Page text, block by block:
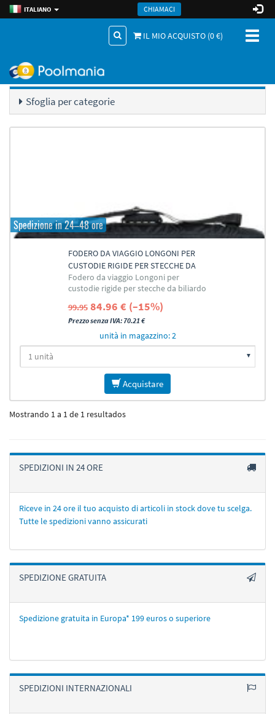
ITALIANO CHIAMACI
IL MIO ACQUISTO (0€)
Accessori Giocatore
Sfoglia per categorie
Spedizione in 24–48 ore
FODERO DA VIAGGIO LONGONI PER
CUSTODIE RIGIDE PER STECCHE DA
BILIARDO
Fodero da viaggio Longoni per
custodie rigide per stecche da biliardo
99.95 84.96 € (–15%)
Prezzo senza IVA: 70.21 €
unità in magazzino: 2
Acquistare
Mostrando 1 a 1 de 1 resultados
SPEDIZIONI IN 24 ORE
Riceve in 24 ore il tuo acquisto di articoli in stock dove tu scelga.
Tutte le spedizioni vanno assicurati
SPEDIZIONE GRATUITA
Spedizione gratuita in Europa* 199 euros o superiore
SPEDIZIONI INTERNAZIONALI